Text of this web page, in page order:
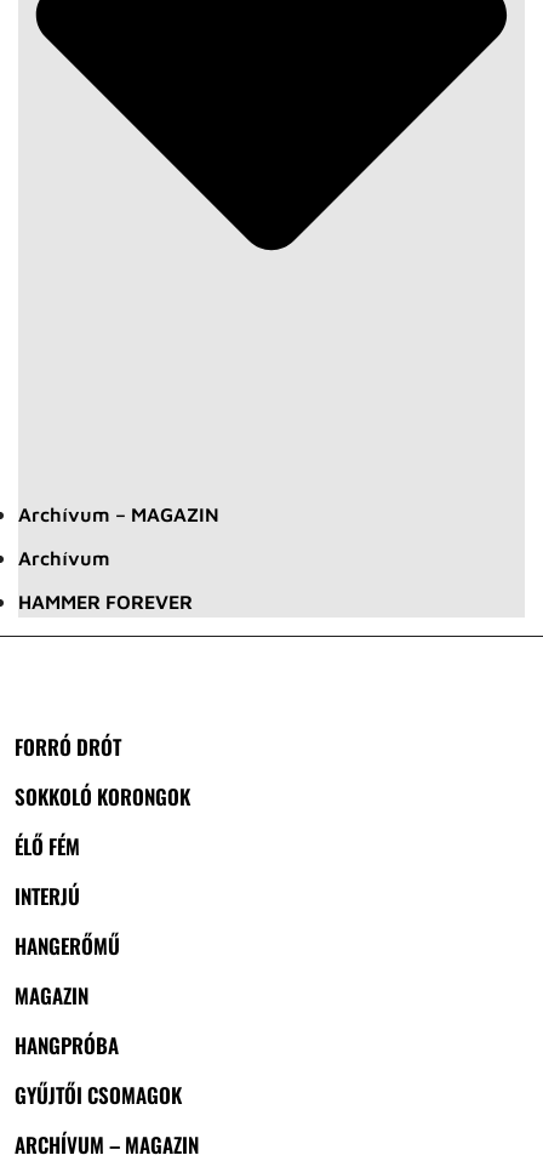
Archívum – MAGAZIN
Archívum
HAMMER FOREVER
FORRÓ DRÓT
SOKKOLÓ KORONGOK
ÉLŐ FÉM
INTERJÚ
HANGERŐMŰ
MAGAZIN
HANGPRÓBA
GYŰJTŐI CSOMAGOK
ARCHÍVUM – MAGAZIN